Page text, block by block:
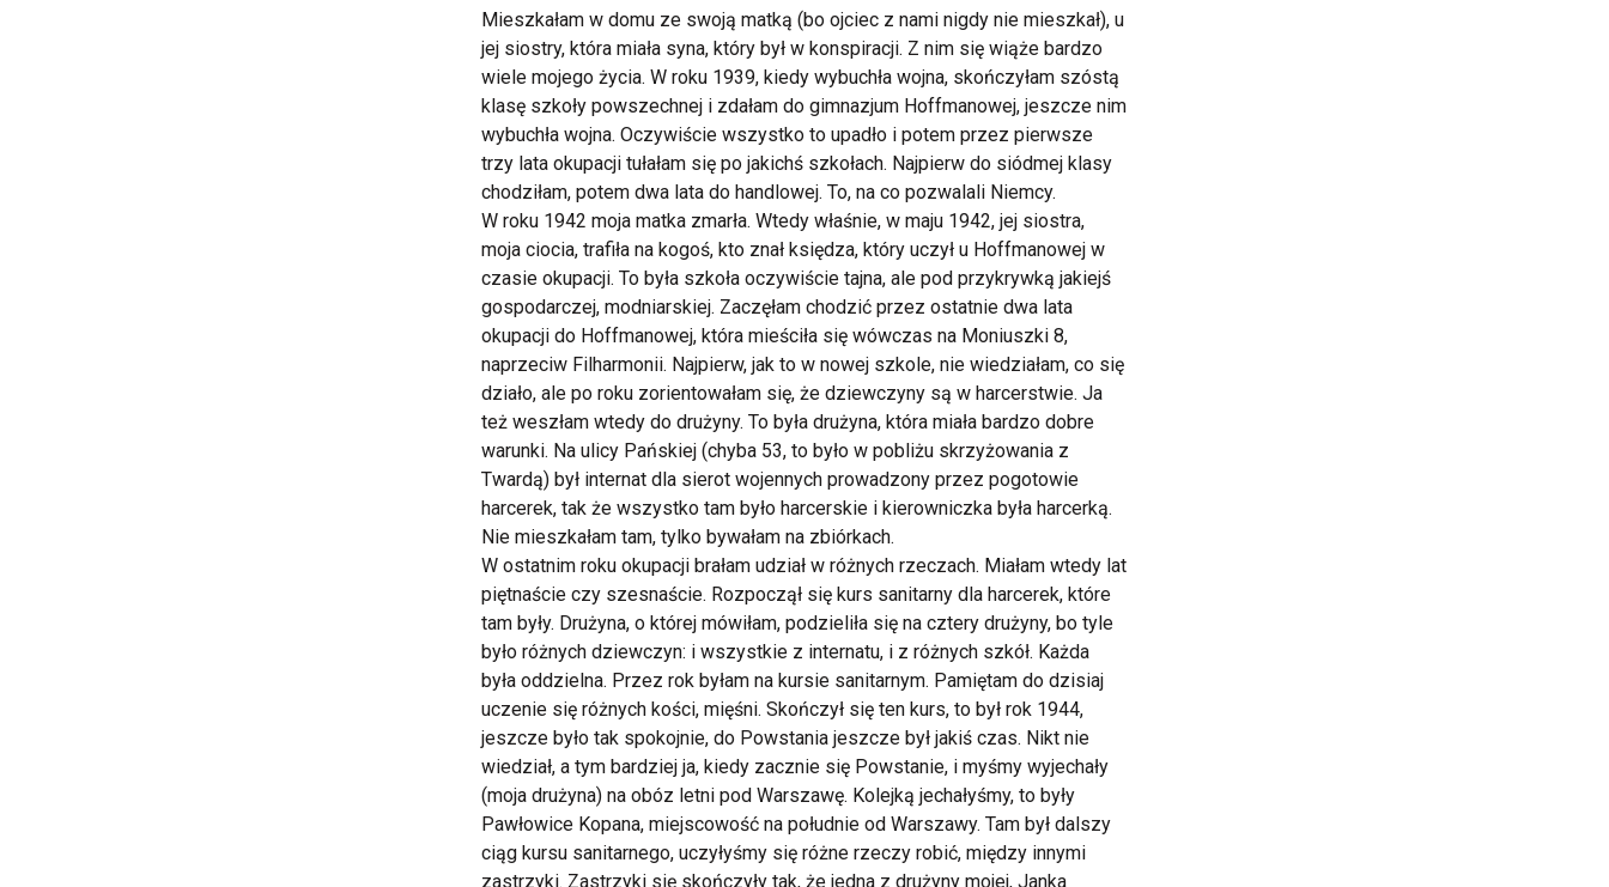
Mieszkałam w domu ze swoją matką (bo ojciec z nami nigdy nie mieszkał), u
jej siostry, która miała syna, który był w konspiracji. Z nim się wiąże bardzo
wiele mojego życia. W roku 1939, kiedy wybuchła wojna, skończyłam szóstą
klasę szkoły powszechnej i zdałam do gimnazjum Hoffmanowej, jeszcze nim
wybuchła wojna. Oczywiście wszystko to upadło i potem przez pierwsze
trzy lata okupacji tułałam się po jakichś szkołach. Najpierw do siódmej klasy
chodziłam, potem dwa lata do handlowej. To, na co pozwalali Niemcy.
W roku 1942 moja matka zmarła. Wtedy właśnie, w maju 1942, jej siostra,
moja ciocia, trafiła na kogoś, kto znał księdza, który uczył u Hoffmanowej w
czasie okupacji. To była szkoła oczywiście tajna, ale pod przykrywką jakiejś
gospodarczej, modniarskiej. Zaczęłam chodzić przez ostatnie dwa lata
okupacji do Hoffmanowej, która mieściła się wówczas na Moniuszki 8,
naprzeciw Filharmonii. Najpierw, jak to w nowej szkole, nie wiedziałam, co się
działo, ale po roku zorientowałam się, że dziewczyny są w harcerstwie. Ja
też weszłam wtedy do drużyny. To była drużyna, która miała bardzo dobre
warunki. Na ulicy Pańskiej (chyba 53, to było w pobliżu skrzyżowania z
Twardą) był internat dla sierot wojennych prowadzony przez pogotowie
harcerek, tak że wszystko tam było harcerskie i kierowniczka była harcerką.
Nie mieszkałam tam, tylko bywałam na zbiórkach.
W ostatnim roku okupacji brałam udział w różnych rzeczach. Miałam wtedy lat
piętnaście czy szesnaście. Rozpoczął się kurs sanitarny dla harcerek, które
tam były. Drużyna, o której mówiłam, podzieliła się na cztery drużyny, bo tyle
było różnych dziewczyn: i wszystkie z internatu, i z różnych szkół. Każda
była oddzielna. Przez rok byłam na kursie sanitarnym. Pamiętam do dzisiaj
uczenie się różnych kości, mięśni. Skończył się ten kurs, to był rok 1944,
jeszcze było tak spokojnie, do Powstania jeszcze był jakiś czas. Nikt nie
wiedział, a tym bardziej ja, kiedy zacznie się Powstanie, i myśmy wyjechały
(moja drużyna) na obóz letni pod Warszawę. Kolejką jechałyśmy, to były
Pawłowice Kopana, miejscowość na południe od Warszawy. Tam był dalszy
ciąg kursu sanitarnego, uczyłyśmy się różne rzeczy robić, między innymi
zastrzyki. Zastrzyki się skończyły tak, że jedna z drużyny mojej, Janka